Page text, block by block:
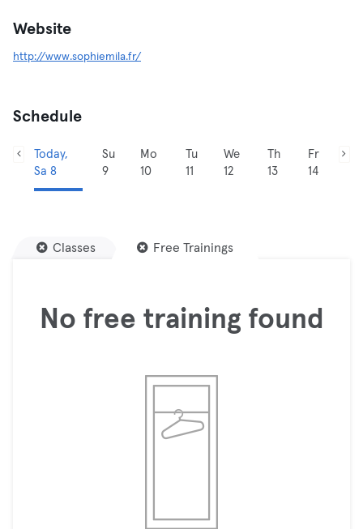
Website
http://www.sophiemila.fr/
Schedule
Today,
Sa 8
Su
9
Mo
10
Tu
11
We
12
Th
13
Fr
14
Classes Free Trainings
No free training found